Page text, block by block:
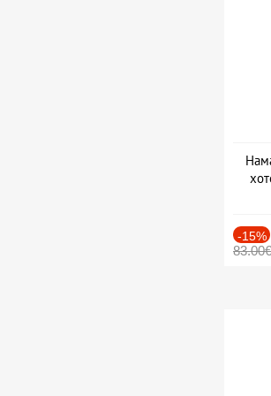
-15%
83.00€